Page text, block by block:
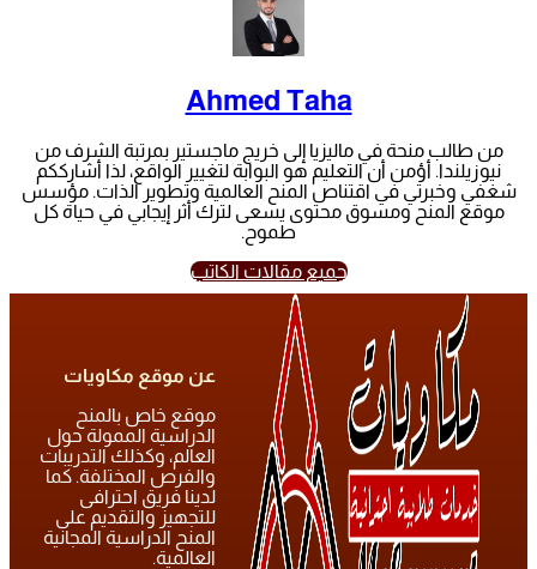
Ahmed Taha
من طالب منحة في ماليزيا إلى خريج ماجستير بمرتبة الشرف من
نيوزيلندا. أؤمن أن التعليم هو البوابة لتغيير الواقع، لذا أشارككم
شغفي وخبرتي في اقتناص المنح العالمية وتطوير الذات. مؤسس
موقع المنح ومسوق محتوى يسعى لترك أثر إيجابي في حياة كل
طموح.
جميع مقالات الكاتب
عن موقع مكاويات
موقع خاص بالمنح
الدراسية الممولة حول
العالم، وكذلك التدريبات
والفرص المختلفة. كما
لدينا فريق احترافى
للتجهيز والتقديم على
المنح الدراسية المجانية
العالمية.